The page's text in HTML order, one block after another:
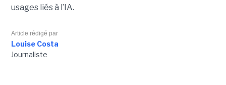
usages liés à l’IA.
Article rédigé par
Louise Costa
Journaliste